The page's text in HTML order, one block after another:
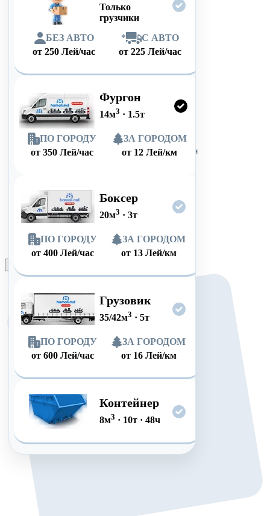
Только
грузчики
БЕЗ АВТО
от250 Лей/час
*
С АВТО
от 225 Лей/час
Фургон
14м3 · 1.5т
ПО ГОРОДУ
от 350 Лей/час
ЗА ГОРОДОМ
от 12 Лей/км
Боксер
20м3 · 3т
ПО ГОРОДУ
от 400 Лей/час
ЗА ГОРОДОМ
от 13 Лей/км
Грузовик
35/42м3 · 5т
ПО ГОРОДУ
от 600 Лей/час
ЗА ГОРОДОМ
от 16 Лей/км
Контейнер
8м3 · 10т· 48ч
Оформить заказ